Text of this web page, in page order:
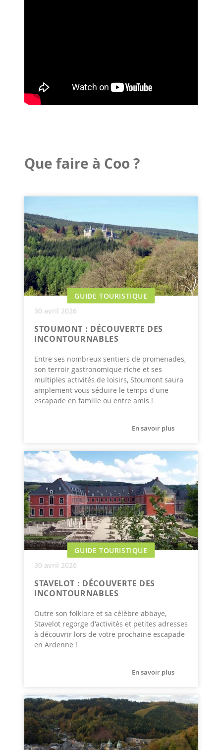
Que faire à Coo ?
GUIDE TOURISTIQUE
30 avril 2026
STOUMONT : DÉCOUVERTE DES
INCONTOURNABLES
Entre ses nombreux sentiers de promenades,
son terroir gastronomique riche et ses
multiples activités de loisirs, Stoumont saura
amplement vous séduire le temps d'une
escapade en famille ou entre amis !
En savoir plus
GUIDE TOURISTIQUE
30 avril 2026
STAVELOT : DÉCOUVERTE DES
INCONTOURNABLES
Outre son folklore et sa célèbre abbaye,
Stavelot regorge d'activités et petites adresses
à découvrir lors de votre prochaine escapade
en Ardenne !
En savoir plus